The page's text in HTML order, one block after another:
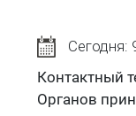
Сегодня:
Контактный
Органов